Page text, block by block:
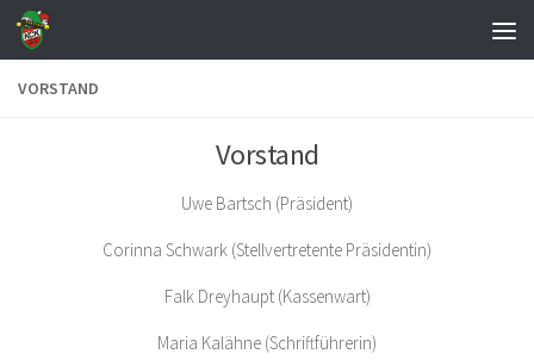
Zum Inhalt springen
VORSTAND
Vorstand
Uwe Bartsch (Präsident)
Corinna Schwark (Stellvertretente Präsidentin)
Falk Dreyhaupt (Kassenwart)
Maria Kalähne (Schriftführerin)